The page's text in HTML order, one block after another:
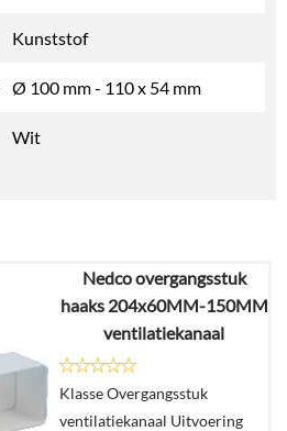
Kunststof
Ø 100 mm - 110 x 54 mm
Wit
Nedco overgangsstuk
haaks 204x60MM-150MM
ventilatiekanaal
Klasse Overgangsstuk
ventilatiekanaal Uitvoering